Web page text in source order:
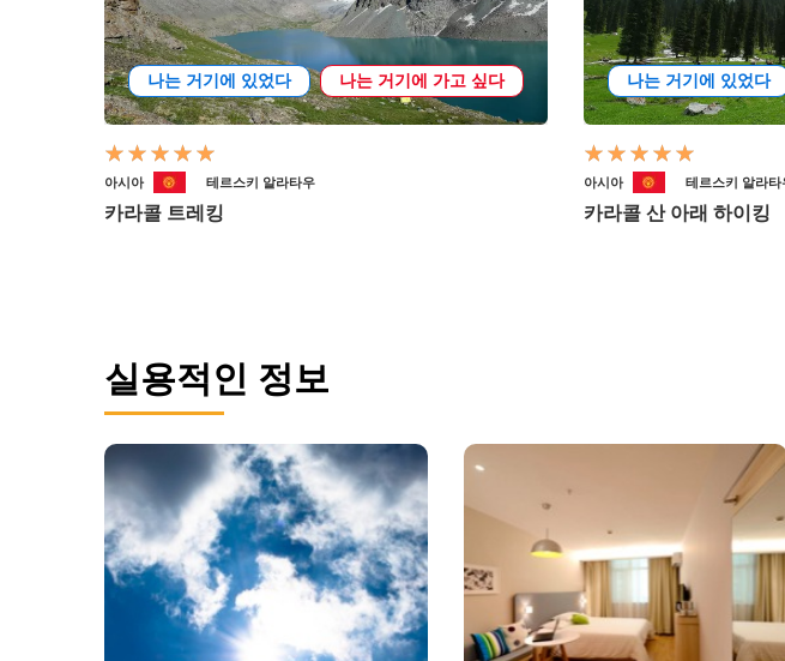
나는 거기에 있었다 나는 거기에 가고 싶다
아시아 테르스키 알라타우
카라콜 트레킹
나는 거기에 있었다
아시아 테르스키 알라타
카라콜 산 아래 하이킹
실용적인 정보